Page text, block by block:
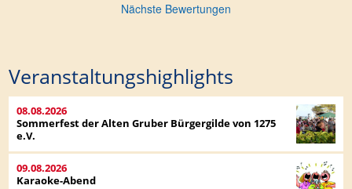
Nächste Bewertungen
Veranstaltungshighlights
08.08.2026
Sommerfest der Alten Gruber Bürgergilde von 1275
e.V.
09.08.2026
Karaoke-Abend